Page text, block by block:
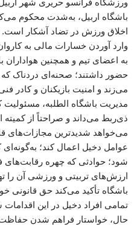
ورزشگاه فرانسو حریری شهر
باشگاه اربیل، به‌شدت محکوم
اخلاق ورزش در تضاد آشکار است.
وارد آوردن خسارات مالی به
به اعضای تیم و همچنین هواداران
حضور داشتند؛ صحنه‌ای دردناک که
می‌زند و امنیت بازیکنان و کادر
مدیریت باشگاه الطلبه، مسئولیت
ذی‌ربط می‌داند و صراحتاً از کمیته
می‌خواهد شدیدترین مجازات‌های
عوامل دخیل اعمال کند؛ به‌گونه‌ای
شود؛ حوادثی که چهره رقابت‌های
ارزش‌های تربیتی و ورزشی آن را
باشگاه تأکید می‌کند حق قانونی
تمامی افراد دخیل در این
حال، خواستار فراهم شدن